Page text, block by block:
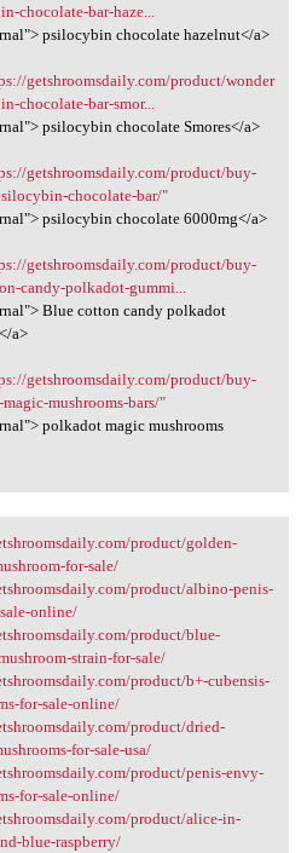
chocolate-bar-haze...
psilocybin chocolate hazelnut</a>
getshroomsdaily.com/product/wonder
chocolate-bar-smor...
psilocybin chocolate Smores</a>
getshroomsdaily.com/product/buy-
chocolate-bar/"
psilocybin chocolate 6000mg</a>
getshroomsdaily.com/product/buy-
candy-polkadot-gummi...
Blue cotton candy polkadot
a>
getshroomsdaily.com/product/buy-
mushrooms-bars/"
polkadot magic mushrooms
product/golden-
for-sale/
product/albino-penis-
online/
product/blue-
strain-for-sale/
product/b+-cubensis-
for-sale-online/
product/dried-
for-sale-usa/
product/penis-envy-
for-sale-online/
product/alice-in-
blue-raspberry/